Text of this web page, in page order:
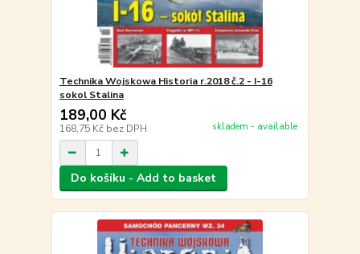
Technika Wojskowa Historia r.2018 č.2 - I-16
sokol Stalina
189,00 Kč
168,75 Kč bez DPH skladem - available
Do košíku - Add to basket